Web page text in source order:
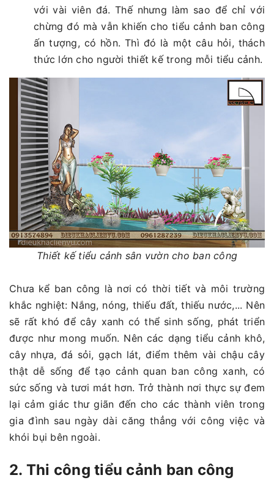
với vài viên đá. Thế nhưng làm sao để chỉ với
chừng đó mà vẫn khiến cho tiểu cảnh ban công
ấn tượng, có hồn. Thì đó là một câu hỏi, thách
thức lớn cho người thiết kế trong mỗi tiểu cảnh.
Thiết kế tiểu cảnh sân vườn cho ban công
Chưa kể ban công là nơi có thời tiết và môi trường
khắc nghiệt: Nắng, nóng, thiếu đất, thiếu nước,... Nên
sẽ rất khó để cây xanh có thể sinh sống, phát triển
được như mong muốn. Nên các dạng tiểu cảnh khô,
cây nhựa, đá sỏi, gạch lát, điểm thêm vài chậu cây
thật dễ sống để tạo cảnh quan ban công xanh, có
sức sống và tươi mát hơn. Trở thành nơi thực sự đem
lại cảm giác thư giãn đến cho các thành viên trong
gia đình sau ngày dài căng thẳng với công việc và
khói bụi bên ngoài.
2. Thi công tiểu cảnh ban công